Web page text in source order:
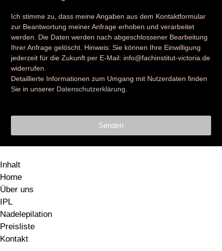
Ich stimme zu, dass meine Angaben aus dem Kontaktformular
zur Beantwortung meiner Anfrage erhoben und verarbeitet
werden. Die Daten werden nach abgeschlossener Bearbeitung
Ihrer Anfrage gelöscht. Hinweis: Sie können Ihre Einwilligung
jederzeit für die Zukunft per E-Mail: info@fachinstitut-victoria.de
widerrufen.
Detaillierte Informationen zum Umgang mit Nutzerdaten finden
Sie in unserer Datenschutzerklärung
Senden
Inhalt
Home
Über uns
IPL
Nadelepilation
Preisliste
Kontakt